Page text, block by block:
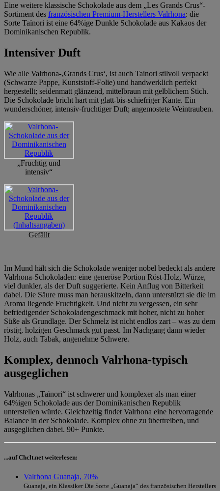
Eine weitere klassische Schokolade aus dem „Les Grands Crus“-
Sortiment des französischen Premium-Herstellers Valrhona: die
Sorte Taïnori ist eine 64%ige Dunkle Schokolade aus Kakaos der
Dominikanischen Republik.
Intensiver Duft
Wie alle Valrhona-‚Grands Crus‘, ist auch Tainori stilvoll verpackt
(Schwarze Pappe, Kunststoff-Folie) und handwerklich perfekt
hergestellt; seidenmatt glänzend, mittelbraun mit gelblichem Stich.
Die Schokolade bricht hart mit glatt-bis-schiefriger Kante. Ein
wunderschöner, intensiv-fruchtiger Duft; angemostete Weintrauben.
„Fruchtig und
intensiv“
Gefällt
Im Mund hält sich die Schokolade weniger nobel bedeckt als andere
Valrhona-Schokoladen: eine generöse Portion Röst-Holz, Würze,
viel dunkler, als der Duft suggerierte. Kein Anflug von Bitterkeit
dabei. Die Säure muss man herauskitzeln, dann unterstützt sie die im
Aroma liegende Fruchtigkeit. Und nicht zu vergessen, ein sehr
befriedigender Schokoladengeschmack mit hoher, nicht zu hoher
Süße als Grundlage. Der Schmelz ist nicht endlos zart – was zu dem
röstig, holzigen Geschmack gut passt. Im Nachgang dann wieder
Holz, auch Tabak, angenehme Schwere.
Komplex, dennoch Valrhona-typisch
ausgeglichen
Valrhonas „Taïnori“ ist schwerer und komplexer als man einer
64%igen Schokolade aus der Dominikanischen Republik
unterstellen würde. Gleichzeitig findet Valrhona eine hervorragende
Balance in der Schokolade. Komplex ohne zu übertreiben, und
ausgeglichen dabei. 90+ Punkte.
...auf Chclt.net weiterlesen:
Valrhona Guanaja, 70%
Guanaja, ein Klassiker Die Sorte „Guanaja“ des französischen Herstellers